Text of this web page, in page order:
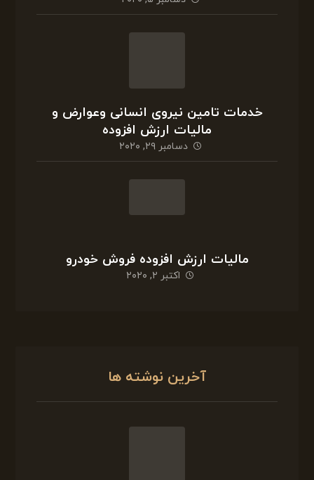
مشاور مالیاتی تلفنی در شیراز
اکتبر ۱۴, ۲۰۲۰
تهاتر داراییها و بدهی ها
دسامبر ۵, ۲۰۲۰
خدمات تامین نیروی انسانی وعوارض و
مالیات ارزش افزوده فروش خودرو